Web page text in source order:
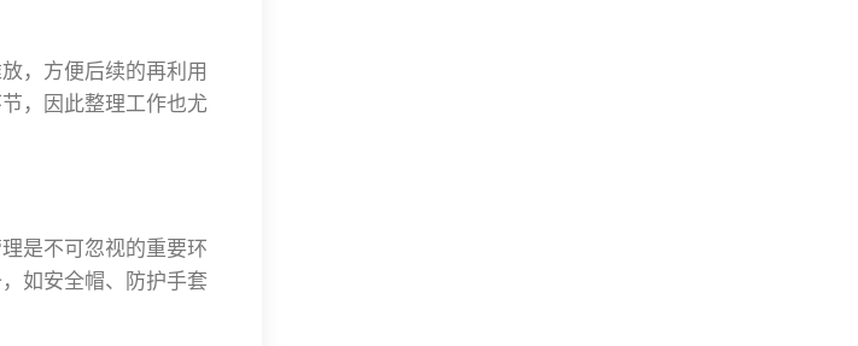
，方便后续的再利用
，因此整理工作也尤
是不可忽视的重要环
如安全帽、防护手套